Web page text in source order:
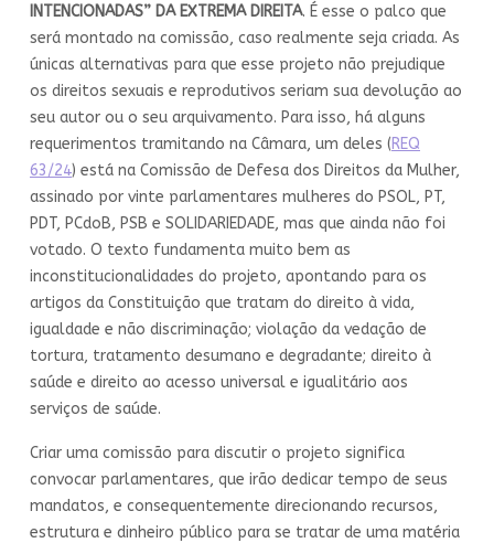
INTENCIONADAS” DA EXTREMA DIREITA. É esse o palco que
será montado na comissão, caso realmente seja criada. As
únicas alternativas para que esse projeto não prejudique
os direitos sexuais e reprodutivos seriam sua devolução ao
seu autor ou o seu arquivamento. Para isso, há alguns
requerimentos tramitando na Câmara, um deles (REQ
63/24) está na Comissão de Defesa dos Direitos da Mulher,
assinado por vinte parlamentares mulheres do PSOL, PT,
PDT, PCdoB, PSB e SOLIDARIEDADE, mas que ainda não foi
votado. O texto fundamenta muito bem as
inconstitucionalidades do projeto, apontando para os
artigos da Constituição que tratam do direito à vida,
igualdade e não discriminação; violação da vedação de
tortura, tratamento desumano e degradante; direito à
saúde e direito ao acesso universal e igualitário aos
serviços de saúde.
Criar uma comissão para discutir o projeto significa
convocar parlamentares, que irão dedicar tempo de seus
mandatos, e consequentemente direcionando recursos,
estrutura e dinheiro público para se tratar de uma matéria